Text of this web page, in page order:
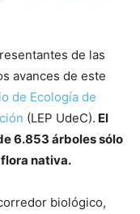
de las
avances de este
de Ecología de
(LEP UdeC). El
6.853 árboles sólo
nativa.
biológico,